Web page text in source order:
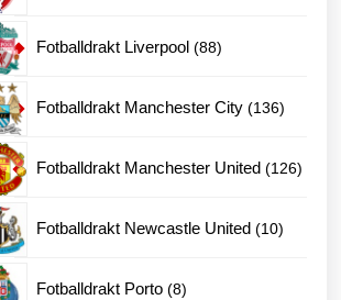
Fotballdrakt Liverpool 8888
Fotballdrakt Manchester City 136136
Fotballdrakt Manchester United 126126
Fotballdrakt Newcastle United 1010
Fotballdrakt Porto 88